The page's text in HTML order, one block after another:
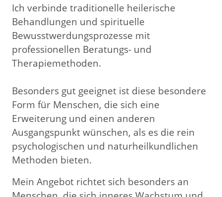
Ich verbinde traditionelle heilerische
Behandlungen und spirituelle
Bewusstwerdungsprozesse mit
professionellen Beratungs- und
Therapiemethoden.
Besonders gut geeignet ist diese besondere
Form für Menschen, die sich eine
Erweiterung und einen anderen
Ausgangspunkt wünschen, als es die rein
psychologischen und naturheilkundlichen
Methoden bieten.
Mein Angebot richtet sich besonders an